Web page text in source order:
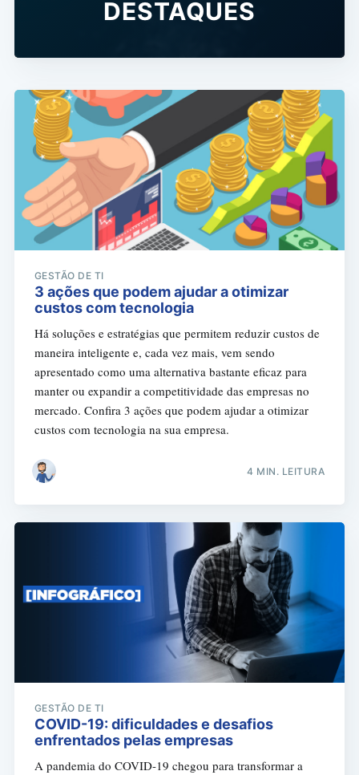
DESTAQUES
GESTÃO DE TI
3 ações que podem ajudar a otimizar
custos com tecnologia
Há soluções e estratégias que permitem reduzir custos de
maneira inteligente e, cada vez mais, vem sendo
apresentado como uma alternativa bastante eficaz para
manter ou expandir a competitividade das empresas no
mercado. Confira 3 ações que podem ajudar a otimizar
custos com tecnologia na sua empresa.
4 MIN. LEITURA
GESTÃO DE TI
COVID-19: dificuldades e desafios
enfrentados pelas empresas
A pandemia do COVID-19 chegou para transformar a